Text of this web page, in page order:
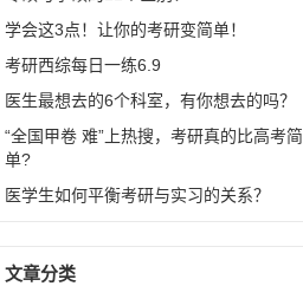
学会这3点！让你的考研变简单！
考研西综每日一练6.9
医生最想去的6个科室，有你想去的吗？
“全国甲卷 难”上热搜，考研真的比高考简
单?
医学生如何平衡考研与实习的关系？
文章分类